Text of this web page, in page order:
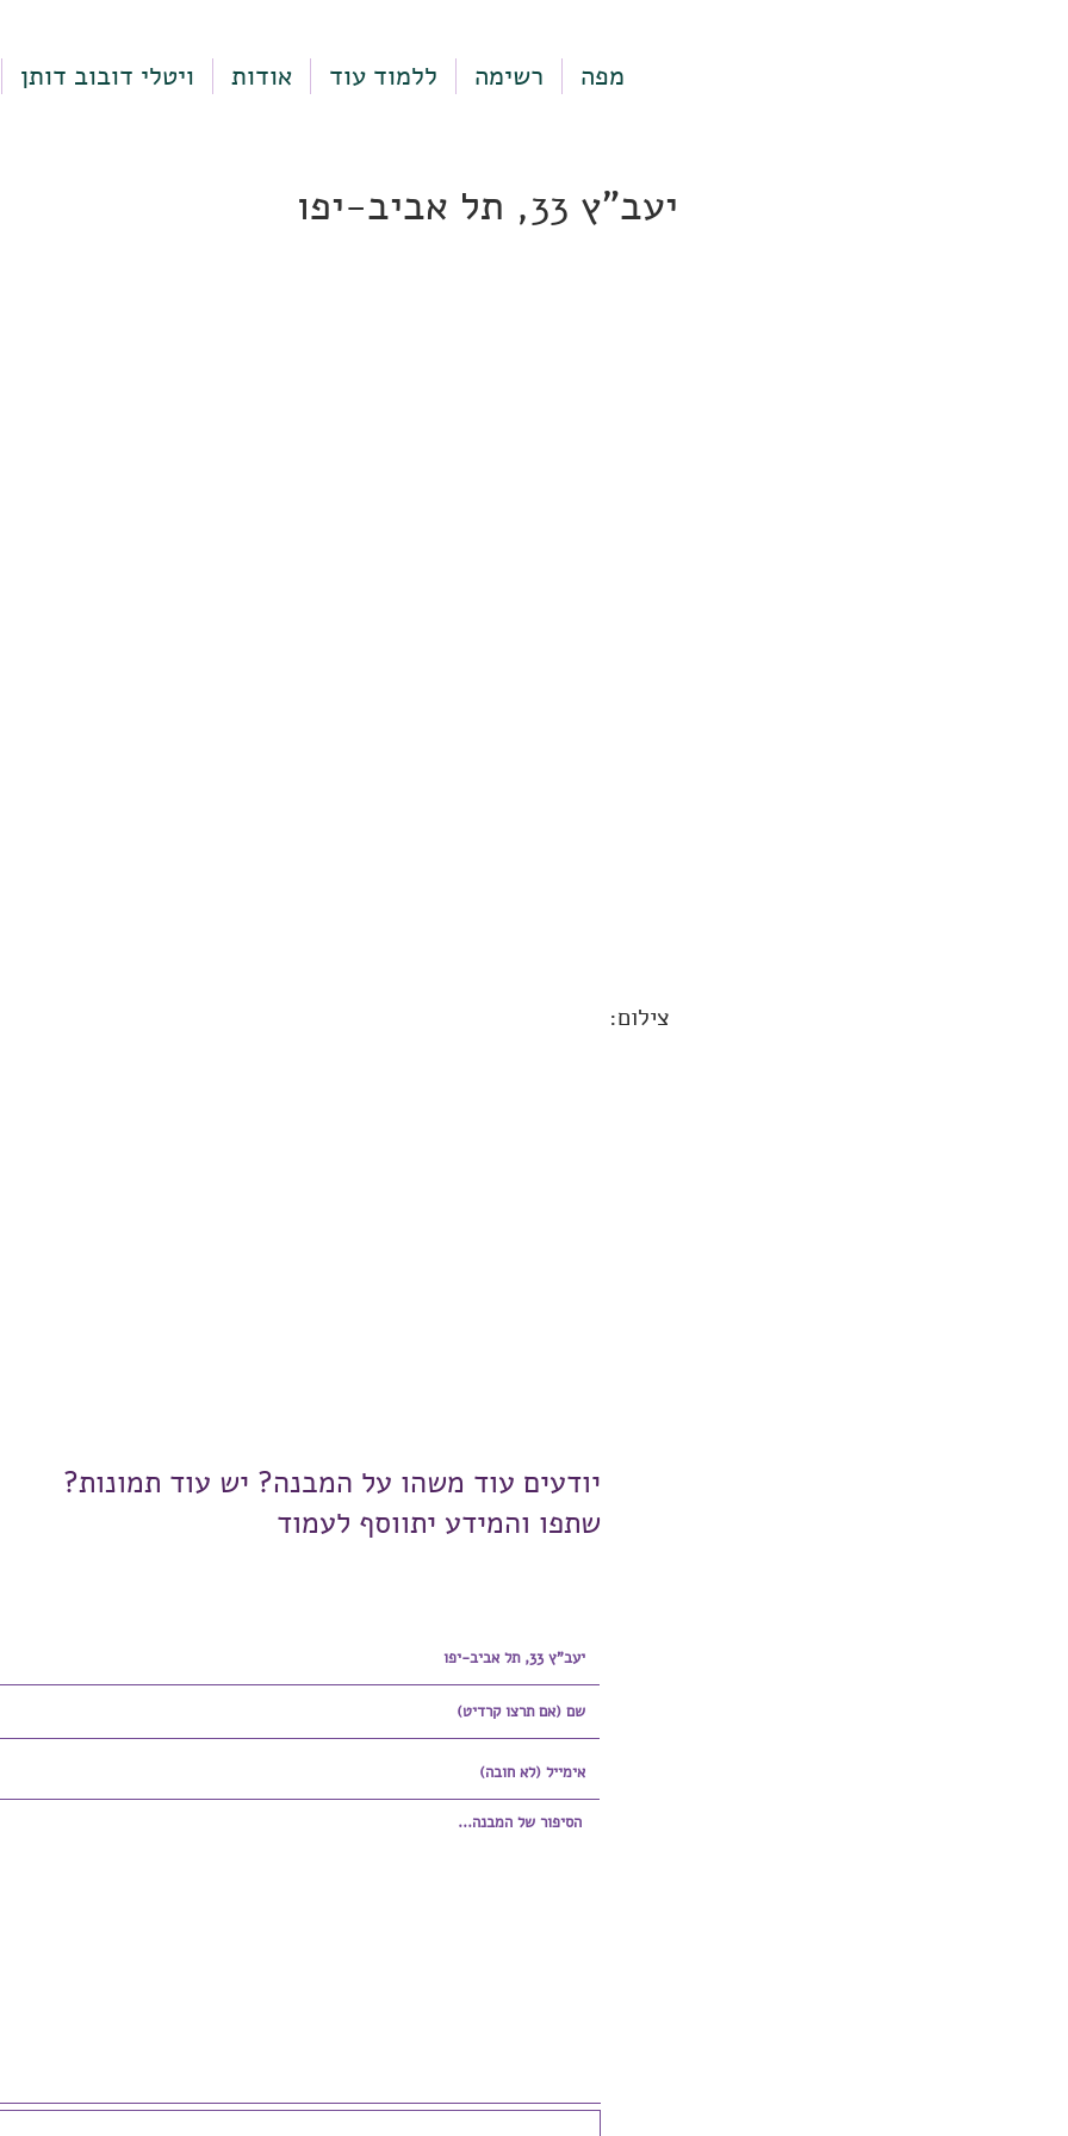
ויטלי דובוב דותן אודות ללמוד עוד רשימה מפה
יעב"ץ 33, תל אביב-יפו
צילום:
יודעים עוד משהו על המבנה? יש עוד תמונות?
שתפו והמידע יתווסף לעמוד